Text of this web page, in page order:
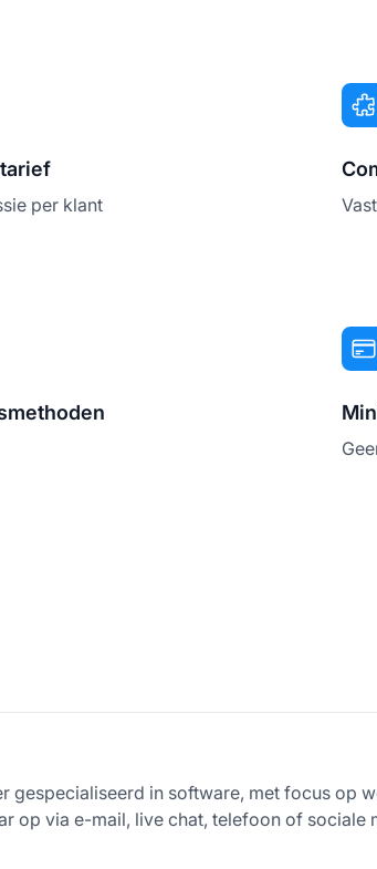
per klant
gespecialiseerd in software, met focus op
op via e-mail, live chat, telefoon of sociale